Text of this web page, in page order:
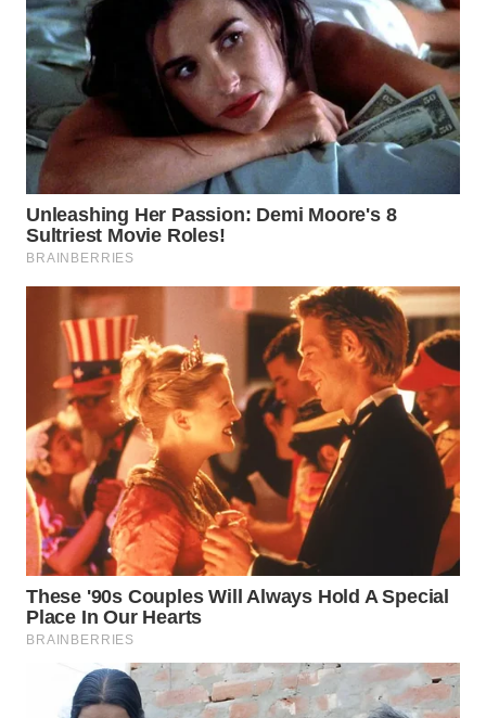
WN
TEBING
TINGGI
WN
PAKPAK
WN
KARAWANG
BEKASI
WN
BOGOR
WN
DEPOK
WN
TAPANULI
UTARA
WN
SAMOSIR